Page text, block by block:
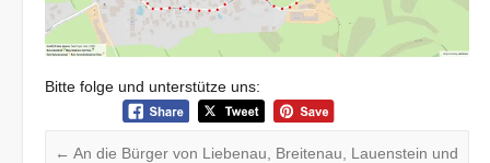
Bitte folge und unterstütze uns:
← An die Bürger von Liebenau, Breitenau, Lauenstein und